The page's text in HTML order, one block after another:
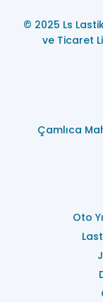
© 2025 Ls
ve Ticaret
Çamlıca
Oto